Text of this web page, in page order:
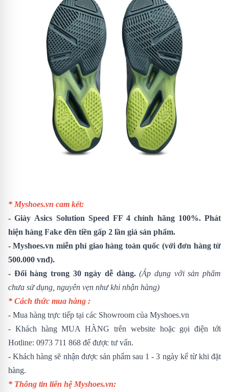
* Myshoes.vn cam kết:
-Giày Asics Solution Speed FF 4 chính hãng 100%. Phát
hiện hàng Fake đền tiền gấp 2 lần giá sản phẩm.
- Myshoes.vn miễn phí giao hàng toàn quốc (với đơn hàng từ
500.000 vnđ).
- Đổi hàng trong 30 ngày dễ dàng.(Áp dụng với sản phẩm
chưa sử dụng, nguyên vẹn như khi nhận hàng)
* Cách thức mua hàng :
- Mua hàng trực tiếp tại các Showroom của Myshoes.vn
- Khách hàng MUA HÀNG trên website hoặc gọi điện tới
Hotline: 0973 711 868 để được tư vấn.
- Khách hàng sẽ nhận được sản phẩm sau 1 - 3 ngày kể từ khi đặt
hàng.
* Thông tin liên hệ Myshoes.vn: